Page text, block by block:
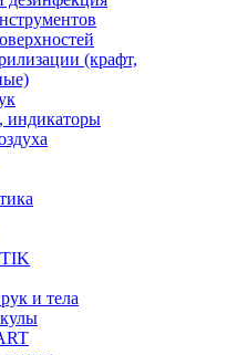
(крафт,
индикаторы
и тела